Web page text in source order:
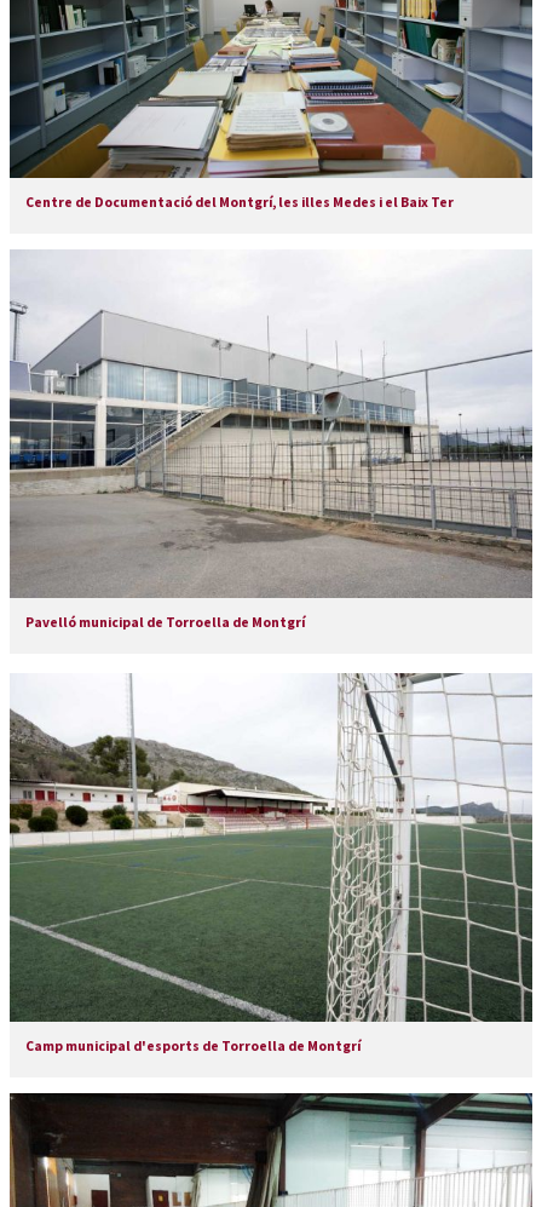
Centre de Documentació del Montgrí, les illes Medes i el Baix Ter
Pavelló municipal de Torroella de Montgrí
Camp municipal d'esports de Torroella de Montgrí